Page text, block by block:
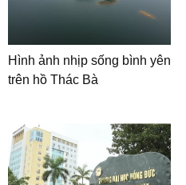
Hình ảnh nhịp sống bình yên
trên hồ Thác Bà